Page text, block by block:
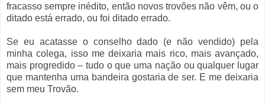
fracasso sempre inédito, então novos trovões não vêm, ou o
ditado está errado, ou foi ditado errado.
Se eu acatasse o conselho dado (e não vendido) pela
minha colega, isso me deixaria mais rico, mais avançado,
mais progredido – tudo o que uma nação ou qualquer lugar
que mantenha uma bandeira gostaria de ser. E me deixaria
sem meu Trovão.